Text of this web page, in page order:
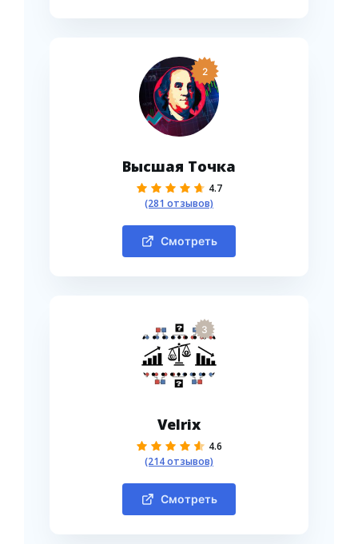
2
Высшая Точка
4.7
(281 отзывов)
Смотреть
3
Velrix
4.6
(214 отзывов)
Смотреть